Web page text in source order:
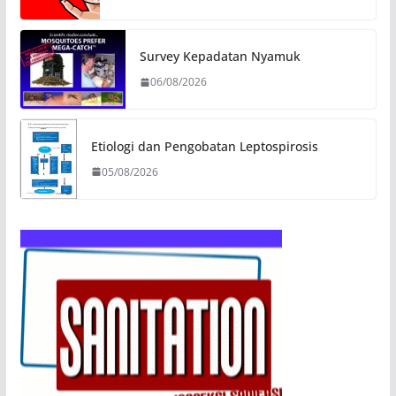
Survey Kepadatan Nyamuk
06/08/2026
Etiologi dan Pengobatan Leptospirosis
05/08/2026